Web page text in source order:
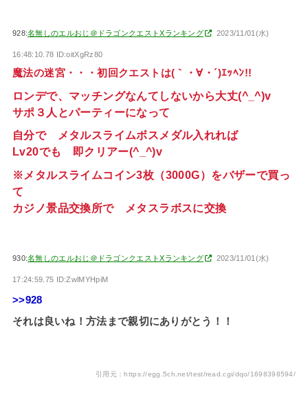
928:名無しのエルおじ＠ドラゴンクエストXランキング 2023/11/01(水)
16:48:10.78 ID:oitXgRz80
魔法の迷宮・・・初回クエストは(｀・∀・´)ｴｯﾍﾝ!!
ロンデで、マッチングなんてしないから大丈(^_^)v
サポ３人とパーティーになって
自分で メタルスライムボスメダル入れれば
Lv20でも 即クリアー(^_^)v
※メタルスライムコイン3枚（3000G）をバザーで買っ
て
カジノ景品交換所で メタスラボスに交換
930:名無しのエルおじ＠ドラゴンクエストXランキング 2023/11/01(水)
17:24:59.75 ID:ZwlMYHpiM
>>928
それは良いね！方法まで親切にありがとう！！
引用元：https://egg.5ch.net/test/read.cgi/dqo/1698398594/